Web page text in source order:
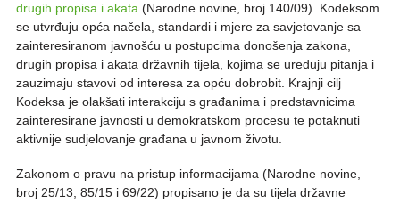
drugih propisa i akata (Narodne novine, broj 140/09). Kodeksom
se utvrđuju opća načela, standardi i mjere za savjetovanje sa
zainteresiranom javnošću u postupcima donošenja zakona,
drugih propisa i akata državnih tijela, kojima se uređuju pitanja i
zauzimaju stavovi od interesa za opću dobrobit. Krajnji cilj
Kodeksa je olakšati interakciju s građanima i predstavnicima
zainteresirane javnosti u demokratskom procesu te potaknuti
aktivnije sudjelovanje građana u javnom životu.
Zakonom o pravu na pristup informacijama (Narodne novine,
broj 25/13, 85/15 i 69/22) propisano je da su tijela državne